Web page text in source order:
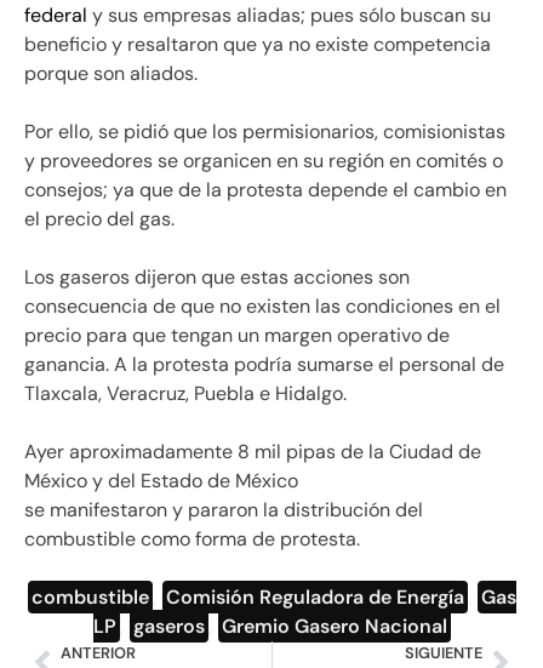
federal y sus empresas aliadas; pues sólo buscan su
beneficio y resaltaron que ya no existe competencia
porque son aliados.
Por ello, se pidió que los permisionarios, comisionistas
y proveedores se organicen en su región en comités o
consejos; ya que de la protesta depende el cambio en
el precio del gas.
Los gaseros dijeron que estas acciones son
consecuencia de que no existen las condiciones en el
precio para que tengan un margen operativo de
ganancia. A la protesta podría sumarse el personal de
Tlaxcala, Veracruz, Puebla e Hidalgo.
Ayer aproximadamente 8 mil pipas de la Ciudad de
México y del Estado de México
se manifestaron y pararon la distribución del
combustible como forma de protesta.
combustible Comisión Reguladora de Energía
Gas
LP
gaseros Gremio Gasero Nacional
ANTERIOR SIGUIENTE